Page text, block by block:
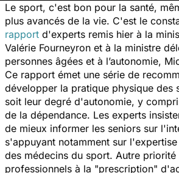
Le sport, c'est bon pour la santé,
plus avancés de la vie. C'est le
rapport d'experts remis hier à la
Valérie Fourneyron et à la ministre
personnes âgées et à l’autonomie,
Ce rapport émet une série de
développer la pratique physique des
soit leur degré d'autonomie, y
de la dépendance. Les experts
de mieux informer les seniors sur
s'appuyant notamment sur
des médecins du sport. Autre
professionnels à la "prescription"